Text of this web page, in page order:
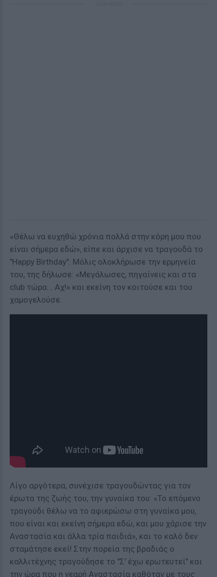
«Θέλω να ευχηθώ χρόνια πολλά στην κόρη μου που
είναι σήμερα εδώ», είπε και άρχισε να τραγουδά το
"Happy Birthday". Μόλις ολοκλήρωσε την ερμηνεία
του, της δήλωσε: «Μεγάλωσες, πηγαίνεις και στα
club τώρα... Αχ!» και εκείνη τον κοιτούσε και του
χαμογελούσε.
Λίγο αργότερα, συνέχισε τραγουδώντας για τον
έρωτα της ζωής του, την γυναίκα του: «Το επόμενο
τραγούδι θέλω να το αφιερώσω στη γυναίκα μου,
που είναι και εκείνη σήμερα εδώ, και μου χάρισε την
Αναστασία και άλλα τρία παιδιά», και το καλό δεν
σταμάτησε εκεί! Στην πορεία της βραδιάς ο
καλλιτέχνης τραγούδησε το "Σ' έχω ερωτευτεί" και
την ώρα που η νεαρή Αναστασία καθόταν με τους